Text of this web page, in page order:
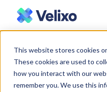
This website stores cookies
These cookies are used to
how you interact with our
remember you. We use this
Accueil
Velixo nomme
Product Officer